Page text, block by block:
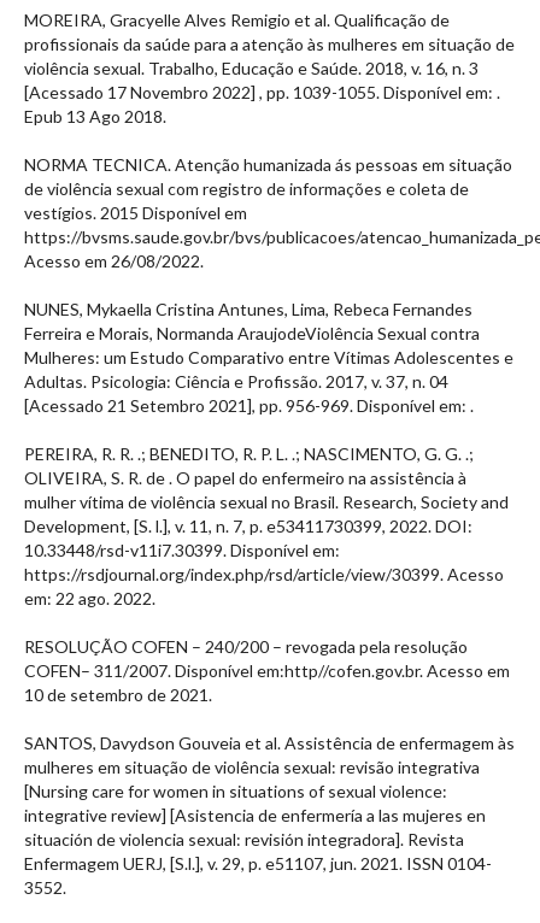
MOREIRA, Gracyelle Alves Remigio et al. Qualificação de
profissionais da saúde para a atenção às mulheres em situação de
violência sexual. Trabalho, Educação e Saúde. 2018, v. 16, n. 3
[Acessado 17 Novembro 2022] , pp. 1039-1055. Disponível em: .
Epub 13 Ago 2018.
NORMA TECNICA. Atenção humanizada ás pessoas em situação
de violência sexual com registro de informações e coleta de
vestígios. 2015 Disponível em
https://bvsms.saude.gov.br/bvs/publicacoes/
Acesso em 26/08/2022.
NUNES, Mykaella Cristina Antunes, Lima, Rebeca Fernandes
Ferreira e Morais, Normanda AraujodeViolência Sexual contra
Mulheres: um Estudo Comparativo entre Vítimas Adolescentes e
Adultas. Psicologia: Ciência e Profissão. 2017, v. 37, n. 04
[Acessado 21 Setembro 2021], pp. 956-969. Disponível em: .
PEREIRA, R. R. .; BENEDITO, R. P. L. .; NASCIMENTO, G. G. .;
OLIVEIRA, S. R. de . O papel do enfermeiro na assistência à
mulher vítima de violência sexual no Brasil. Research, Society and
Development, [S. l.], v. 11, n. 7, p. e53411730399, 2022. DOI:
10.33448/rsd-v11i7.30399. Disponível em:
https://rsdjournal.org/index.php/rsd/article/view/30399. Acesso
em: 22 ago. 2022.
RESOLUÇÃO COFEN – 240/200 – revogada pela resolução
COFEN– 311/2007. Disponível em:http//cofen.gov.br. Acesso em
10 de setembro de 2021.
SANTOS, Davydson Gouveia et al. Assistência de enfermagem às
mulheres em situação de violência sexual: revisão integrativa
[Nursing care for women in situations of sexual violence:
integrative review] [Asistencia de enfermería a las mujeres en
situación de violencia sexual: revisión integradora]. Revista
Enfermagem UERJ, [S.l.], v. 29, p. e51107, jun. 2021. ISSN 0104-
3552.